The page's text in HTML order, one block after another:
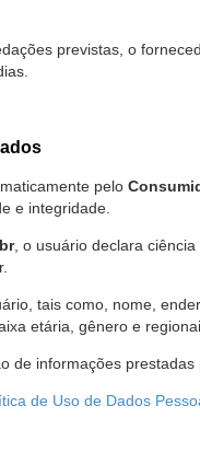
previstas, o
pelo
e integridade.
, o usuário declara
tais como, nome,
etária, gênero e
de informações
de Uso de Dados